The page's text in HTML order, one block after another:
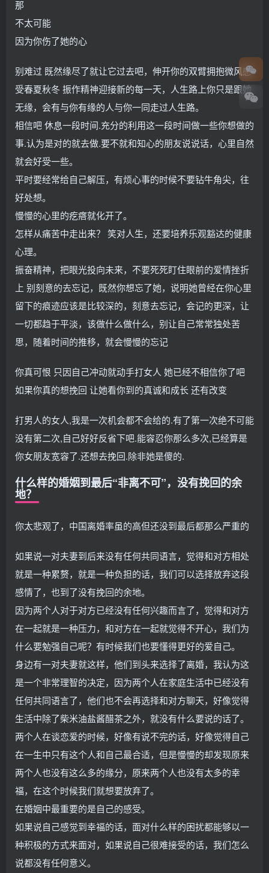
那
不太可能
因为你伤了她的心
别难过 既然缘尽了就让它过去吧，伸开你的双臂拥抱微风感
受春夏秋冬 振作精神迎接新的每一天，人生路上你只是跟她
无缘，会有与你有缘的人与你一同走过人生路。
相信吧 休息一段时间.充分的利用这一段时间做一些你想做的
事.认为是对的就去做.要不就和知心的朋友说说话，心里自然
就会好受一些。
平时要经常给自己解压，有烦心事的时候不要钻牛角尖，往
好处想。
慢慢的心里的疙瘩就化开了。
怎样从痛苦中走出来？ 笑对人生，还要培养乐观豁达的健康
心理。
振奋精神，把眼光投向未来，不要死死盯住眼前的爱情挫折
上 别刻意的去忘记，既然你想忘了她，说明她曾经在你心里
留下的痕迹应该是比较深的，刻意去忘记，会记的更深，让
一切都趋于平淡，该做什么做什么，别让自己常常独处苦
思，随着时间的推移，就会慢慢的忘记
你真可恨 只因自己冲动就动手打女人 她已经不相信你了吧
如果你真的想挽回 让她看你到的真诚和成长 还有改变
打男人的女人,我是一次机会都不会给的.有了第一次绝不可能
没有第二次,自己好好反省下吧.能容忍你那么多次,已经算是
你女朋友宽容了.还想去挽回.除非她是傻的.
什么样的婚姻到最后“非离不可”，没有挽回的余
地？
你太悲观了，中国离婚率虽的高但还没到最后都那么严重的
如果说一对夫妻到后来没有任何共同语言，觉得和对方相处
就是一种累赘，就是一种负担的话，我们可以选择放弃这段
感情了，也到了没有挽回的余地。
因为两个人对于对方已经没有任何兴趣而言了，觉得和对方
在一起就是一种压力，和对方在一起就觉得不开心，我们为
什么要勉强自己呢？有时候我们也要懂得更好的爱自己。
身边有一对夫妻就这样，他们到头来选择了离婚，我认为这
是一个非常理智的决定，因为两个人在家庭生活中已经没有
任何共同语言了，他们也不会再选择和对方聊天，好像觉得
生活中除了柴米油盐酱醋茶之外，就没有什么要说的话了。
两个人在谈恋爱的时候，好像有说不完的话，好像觉得自己
在一生中只有这个人和自己最合适，但是慢慢的却发现原来
两个人也没有这么多的缘分，原来两个人也没有太多的幸
福，在这个时候我们就想要放弃了。
在婚姻中最重要的是自己的感受。
如果说自己感觉到幸福的话，面对什么样的困扰都能够以一
种积极的方式来面对，如果说自己很难接受的话，我们怎么
说都没有任何意义。